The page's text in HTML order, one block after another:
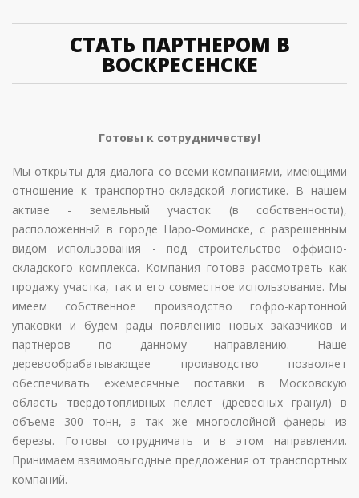
СТАТЬ ПАРТНЕРОМ В
ВОСКРЕСЕНСКЕ
Готовы к сотрудничеству!
Мы открыты для диалога со всеми компаниями, имеющими
отношение к транспортно-складской логистике. В нашем
активе - земельный участок (в собственности),
расположенный в городе Наро-Фоминске, с разрешенным
видом использования - под строительство оффисно-
складского комплекса. Компания готова рассмотреть как
продажу участка, так и его совместное использование. Мы
имеем собственное производство гофро-картонной
упаковки и будем рады появлению новых заказчиков и
партнеров по данному направлению. Наше
деревообрабатывающее производство позволяет
обеспечивать ежемесячные поставки в Московскую
область твердотопливных пеллет (древесных гранул) в
объеме 300 тонн, а так же многослойной фанеры из
березы. Готовы сотрудничать и в этом направлении.
Принимаем взвимовыгодные предложения от транспортных
компаний.